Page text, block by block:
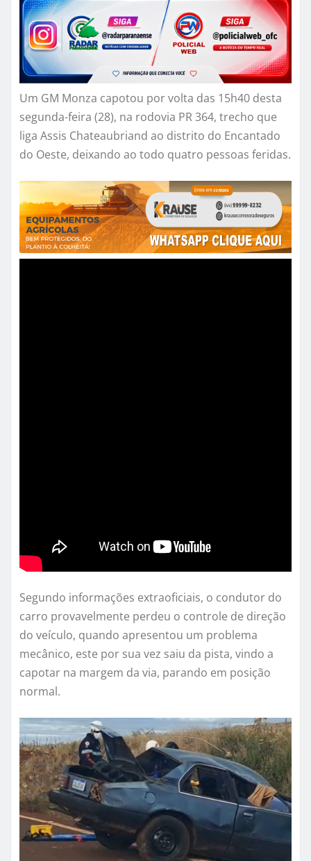
Um GM Monza capotou por volta das 15h40 desta
segunda-feira (28), na rodovia PR 364, trecho que
liga Assis Chateaubriand ao distrito do Encantado
do Oeste, deixando ao todo quatro pessoas feridas.
Segundo informações extraoficiais, o condutor do
carro provavelmente perdeu o controle de direção
do veículo, quando apresentou um problema
mecânico, este por sua vez saiu da pista, vindo a
capotar na margem da via, parando em posição
normal.